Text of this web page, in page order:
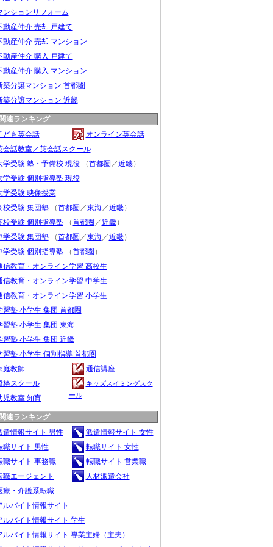
ンションリフォーム
動産仲介 売却 戸建て
動産仲介 売却 マンション
動産仲介 購入 戸建て
動産仲介 購入 マンション
築分譲マンション 首都圏
築分譲マンション 近畿
連ランキング
ども英会話
オンライン英会話
会話教室／英会話スクール
学受験 塾・予備校 現役（首都圏 ／近畿）
学受験 個別指導塾 現役
学受験 映像授業
校受験 集団塾（首都圏 ／東海／近畿）
校受験 個別指導塾（首都圏 ／近畿）
学受験 集団塾（首都圏 ／東海／近畿）
学受験 個別指導塾（首都圏 ）
信教育・オンライン学習 高校生
信教育・オンライン学習 中学生
信教育・オンライン学習 小学生
習塾 小学生 集団 首都圏
習塾 小学生 集団 東海
習塾 小学生 集団 近畿
習塾 小学生 個別指導 首都圏
庭教師
格スクール
児教室 知育
通信講座
キッズスイミングスク
ール
連ランキング
遣情報サイト 男性
職サイト 男性
職サイト 事務職
職エージェント
派遣情報サイト 女性
転職サイト 女性
転職サイト 営業職
人材派遣会社
療・介護系転職
ルバイト情報サイト
ルバイト情報サイト 学生
ルバイト情報サイト 専業主婦（主夫）